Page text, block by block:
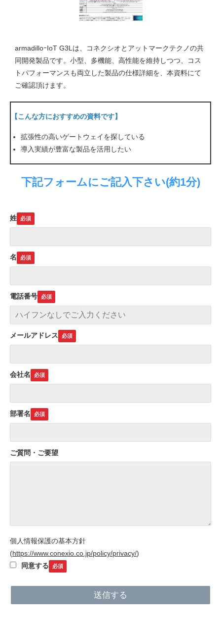
armadilloｰIoT G3Lは、コネクシオとアットマークテクノの共
同開発製品です。小型、多機能、高性能を維持しつつ、コス
トパフォーマンスも両立した製品の仕様詳細を、本資料にて
ご確認頂けます。
【こんな方におすすめの資料です】
拡張性の高いゲートウェイを探している
導入実績が豊富な製品を活用したい
下記フォームにご記入下さい(約1分)
姓
名
電話番号
メールアドレス
会社名
部署名
ご質問・ご要望
個人情報保護の基本方針
(https://www.conexio.co.jp/policy/privacy/)
同意する